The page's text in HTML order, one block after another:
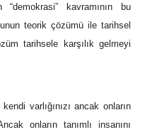
kavramının bu
teorik çözümü ile tarihsel
tarihsele karşılık gelmeyi
varlığınızı ancak onların
onların tanımlı insanını